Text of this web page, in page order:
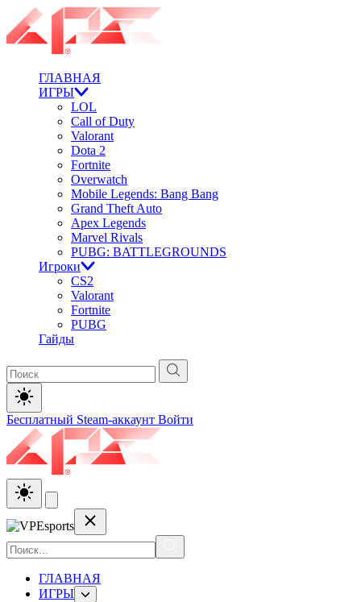
ГЛАВНАЯ
ИГРЫ
LOL
Call of Duty
Valorant
Dota 2
Fortnite
Overwatch
Mobile Legends: Bang Bang
Grand Theft Auto
Apex Legends
Marvel Rivals
PUBG: BATTLEGROUNDS
Игроки
CS2
Valorant
Fortnite
PUBG
Гайды
Бесплатный Steam-аккаунт Войти
ГЛАВНАЯ
ИГРЫ